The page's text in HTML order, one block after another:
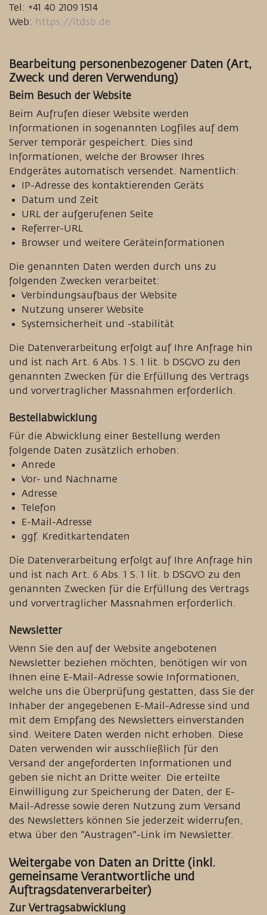
Tel: +41 40 2109 1514
Web: https://itdsb.de
Bearbeitung personenbezogener Daten (Art,
Zweck und deren Verwendung)
Beim Besuch der Website
Beim Aufrufen dieser Website werden
Informationen in sogenannten Logfiles auf dem
Server temporär gespeichert. Dies sind
Informationen, welche der Browser Ihres
Endgerätes automatisch versendet. Namentlich:
IP-Adresse des kontaktierenden Geräts
Datum und Zeit
URL der aufgerufenen Seite
Referrer-URL
Browser und weitere Geräteinformationen
Die genannten Daten werden durch uns zu
folgenden Zwecken verarbeitet:
Verbindungsaufbaus der Website
Nutzung unserer Website
Systemsicherheit und -stabilität
Die Datenverarbeitung erfolgt auf Ihre Anfrage hin
und ist nach Art. 6 Abs. 1 S. 1 lit. b DSGVO zu den
genannten Zwecken für die Erfüllung des Vertrags
und vorvertraglicher Massnahmen erforderlich.
Bestellabwicklung
Für die Abwicklung einer Bestellung werden
folgende Daten zusätzlich erhoben:
Anrede
Vor- und Nachname
Adresse
Telefon
E-Mail-Adresse
ggf. Kreditkartendaten
Die Datenverarbeitung erfolgt auf Ihre Anfrage hin
und ist nach Art. 6 Abs. 1 S. 1 lit. b DSGVO zu den
genannten Zwecken für die Erfüllung des Vertrags
und vorvertraglicher Massnahmen erforderlich.
Newsletter
Wenn Sie den auf der Website angebotenen
Newsletter beziehen möchten, benötigen wir von
Ihnen eine E-Mail-Adresse sowie Informationen,
welche uns die Überprüfung gestatten, dass Sie der
Inhaber der angegebenen E-Mail-Adresse sind und
mit dem Empfang des Newsletters einverstanden
sind. Weitere Daten werden nicht erhoben. Diese
Daten verwenden wir ausschließlich für den
Versand der angeforderten Informationen und
geben sie nicht an Dritte weiter. Die erteilte
Einwilligung zur Speicherung der Daten, der E-
Mail-Adresse sowie deren Nutzung zum Versand
des Newsletters können Sie jederzeit widerrufen,
etwa über den "Austragen"-Link im Newsletter.
Weitergabe von Daten an Dritte (inkl.
gemeinsame Verantwortliche und
Auftragsdatenverarbeiter)
Zur Vertragsabwicklung